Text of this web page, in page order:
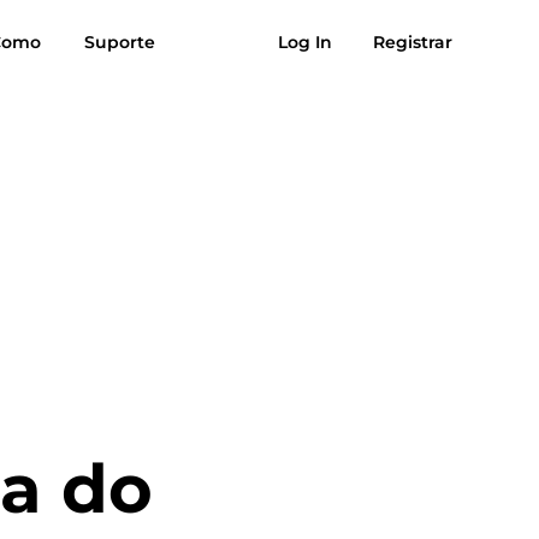
Suporte Log In Registrar
do
Avaliações Download grátis Comprar agora